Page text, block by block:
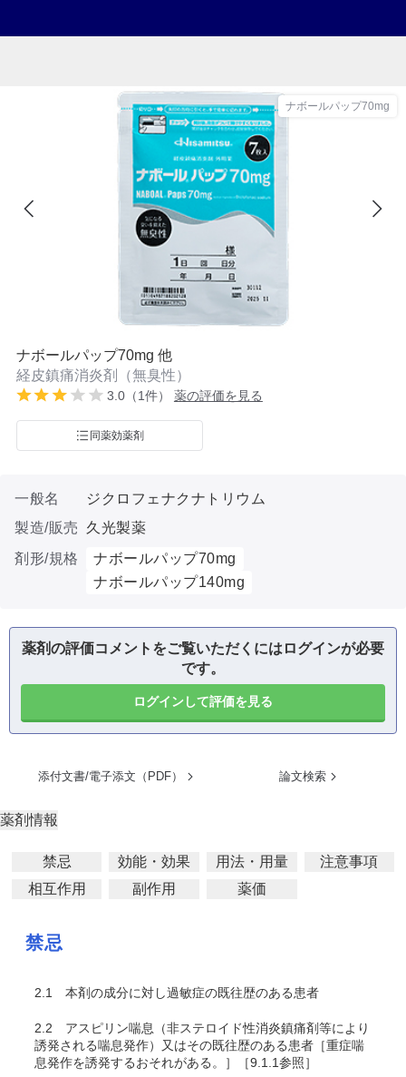
ナボールパップ70mg
ナボールパップ70mg 他
経皮鎮痛消炎剤（無臭性）
3.0（1件） 薬の評価を見る
同薬効薬剤
一般名
ジクロフェナクナトリウム
製造/販売
久光製薬
剤形/規格
ナボールパップ70mg
ナボールパップ140mg
薬剤の評価コメントをご覧いただくにはログインが必要
です。
ログインして評価を見る
添付文書/電子添文（PDF） 論文検索
薬剤情報
禁忌 効能・効果 用法・用量
注意事項
相互作用
副作用 薬価
禁忌
2.1 本剤の成分に対し過敏症の既往歴のある患者
2.2 アスピリン喘息（非ステロイド性消炎鎮痛剤等により
誘発される喘息発作）又はその既往歴のある患者［重症喘
息発作を誘発するおそれがある。］［9.1.1参照］